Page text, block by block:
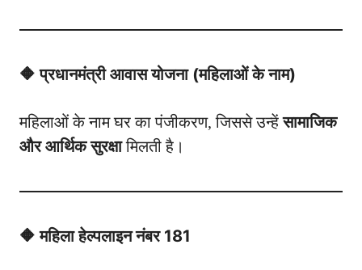
🔶 प्रधानमंत्री आवास योजना (महिलाओं के नाम)
महिलाओं के नाम घर का पंजीकरण, जिससे उन्हेंसामाजिक
और आर्थिक सुरक्षामिलती है।
🔶 महिला हेल्पलाइन नंबर 181